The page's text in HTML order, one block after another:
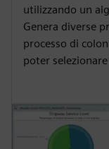
utilizzando un
Genera diverse
processo di
poter